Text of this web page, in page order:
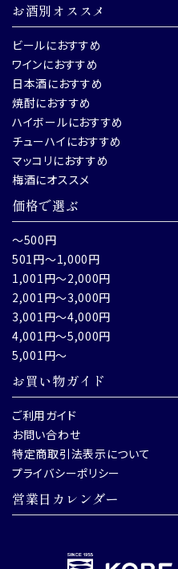
お酒別オススメ
ビールにおすすめ
ワインにおすすめ
日本酒におすすめ
焼酎におすすめ
ハイボールにおすすめ
チューハイにおすすめ
マッコリにおすすめ
梅酒にオススメ
価格で選ぶ
～500円
501円～1,000円
1,001円～2,000円
2,001円～3,000円
3,001円～4,000円
4,001円～5,000円
5,001円～
お買い物ガイド
ご利用ガイド
お問い合わせ
特定商取引法表示について
プライバシーポリシー
営業日カレンダー